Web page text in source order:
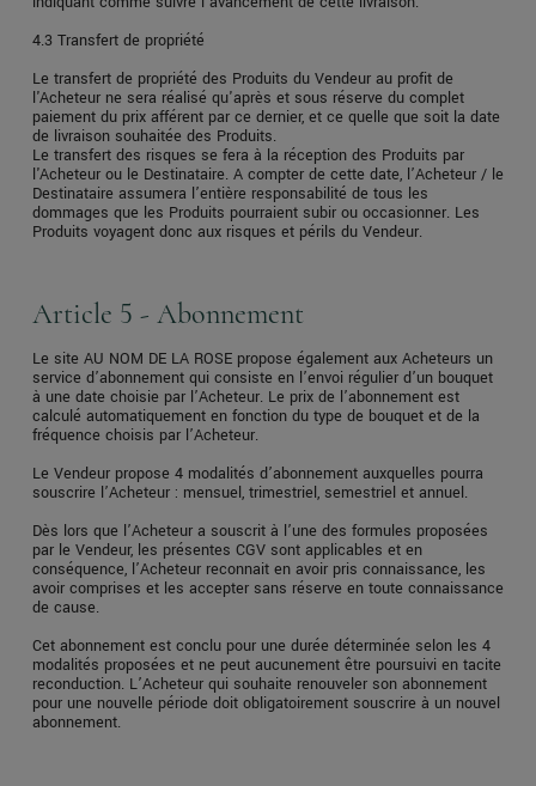
4.3 Transfert de propriété
Le transfert de propriété des Produits du Vendeur au profit de
l'Acheteur ne sera réalisé qu'après et sous réserve du complet
paiement du prix afférent par ce dernier, et ce quelle que soit la date
de livraison souhaitée des Produits.
Le transfert des risques se fera à la réception des Produits par
l'Acheteur ou le Destinataire. A compter de cette date, l’Acheteur / le
Destinataire assumera l’entière responsabilité de tous les
dommages que les Produits pourraient subir ou occasionner. Les
Produits voyagent donc aux risques et périls du Vendeur.
Article 5 - Abonnement
Le site AU NOM DE LA ROSE propose également aux Acheteurs un
service d’abonnement qui consiste en l’envoi régulier d’un bouquet
à une date choisie par l’Acheteur. Le prix de l’abonnement est
calculé automatiquement en fonction du type de bouquet et de la
fréquence choisis par l’Acheteur.
Le Vendeur propose 4 modalités d’abonnement auxquelles pourra
souscrire l’Acheteur : mensuel, trimestriel, semestriel et annuel.
Dès lors que l’Acheteur a souscrit à l’une des formules proposées
par le Vendeur, les présentes CGV sont applicables et en
conséquence, l’Acheteur reconnait en avoir pris connaissance, les
avoir comprises et les accepter sans réserve en toute connaissance
de cause.
Cet abonnement est conclu pour une durée déterminée selon les 4
modalités proposées et ne peut aucunement être poursuivi en tacite
reconduction. L’Acheteur qui souhaite renouveler son abonnement
pour une nouvelle période doit obligatoirement souscrire à un nouvel
abonnement.